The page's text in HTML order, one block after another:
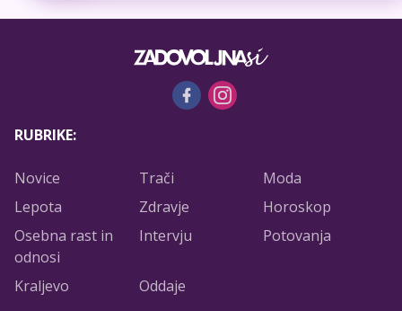
RUBRIKE:
Novice Trači
Moda
Lepota
Zdravje
Horoskop
Osebna rast in
odnosi
Intervju Potovanja
Kraljevo Oddaje